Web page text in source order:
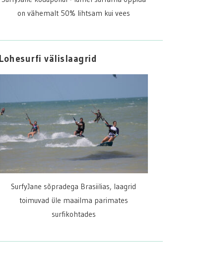
on vähemalt 50% lihtsam kui vees
Lohesurfi välislaagrid
SurfyJane sõpradega Brasiilias, laagrid
toimuvad üle maailma parimates
surfikohtades